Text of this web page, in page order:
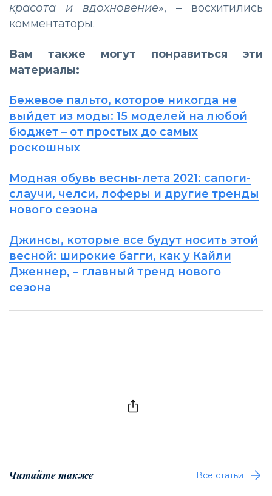
красота и вдохновение», – восхитились
комментаторы.
Вам также могут понравиться эти
материалы:
Бежевое пальто, которое никогда не
выйдет из моды: 15 моделей на любой
бюджет – от простых до самых
роскошных
Модная обувь весны-лета 2021: сапоги-
слаучи, челси, лоферы и другие тренды
нового сезона
Джинсы, которые все будут носить этой
весной: широкие багги, как у Кайли
Дженнер, – главный тренд нового
сезона
Читайте также Все статьи